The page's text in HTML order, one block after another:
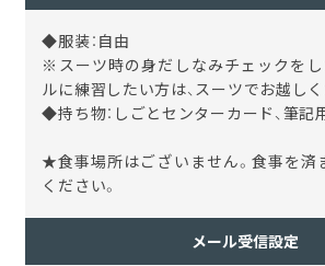
◆服装：自由
※スーツ時の身だしなみチェックをし
ルに練習したい方は、スーツでお越しく
◆持ち物：しごとセンターカード、筆記
★食事場所はございません。食事を済
ください。
メール受信設定